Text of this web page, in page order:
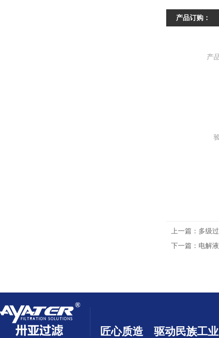
产品订购：
产
上一篇： 多级
下一篇： 电解
匠心质造 驱动民族工业